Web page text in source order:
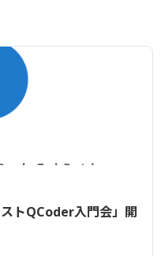
ストQCoder入門会」開